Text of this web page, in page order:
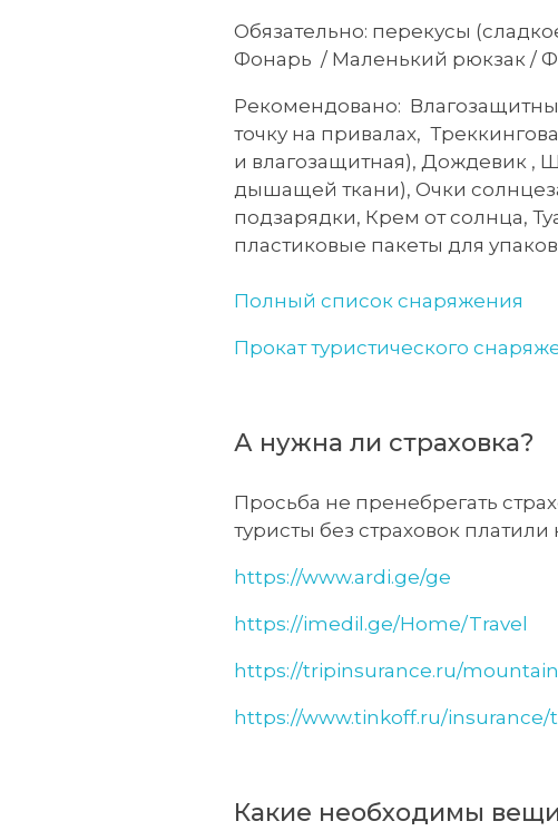
Обязательно: перекусы
Фонарь / Маленький рюкзак /
Рекомендовано:
точку на привалах,
и влагозащитная), Дождевик ,
дышащей ткани), Очки
подзарядки, Крем от солнца,
пластиковые пакеты для
Полный список снаряжения
Прокат туристического
А нужна ли страховка?
Просьба не пренебрегать
туристы без страховок
https://www.ardi.ge/ge
https://imedil.ge/Home/Travel
https://tripinsurance.ru/
https://www.tinkoff.ru/insurance/
Какие необходимы